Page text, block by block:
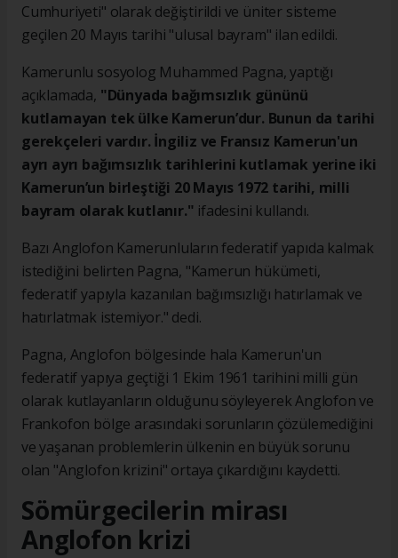
Cumhuriyeti" olarak değiştirildi ve üniter sisteme
geçilen 20 Mayıs tarihi "ulusal bayram" ilan edildi.
Kamerunlu sosyolog Muhammed Pagna, yaptığı
açıklamada, "Dünyada bağımsızlık gününü
kutlamayan tek ülke Kamerun’dur. Bunun da tarihi
gerekçeleri vardır. İngiliz ve Fransız Kamerun'un
ayrı ayrı bağımsızlık tarihlerini kutlamak yerine iki
Kamerun’un birleştiği 20 Mayıs 1972 tarihi, milli
bayram olarak kutlanır." ifadesini kullandı.
Bazı Anglofon Kamerunluların federatif yapıda kalmak
istediğini belirten Pagna, "Kamerun hükümeti,
federatif yapıyla kazanılan bağımsızlığı hatırlamak ve
hatırlatmak istemiyor." dedi.
Pagna, Anglofon bölgesinde hala Kamerun'un
federatif yapıya geçtiği 1 Ekim 1961 tarihini milli gün
olarak kutlayanların olduğunu söyleyerek Anglofon ve
Frankofon bölge arasındaki sorunların çözülemediğini
ve yaşanan problemlerin ülkenin en büyük sorunu
olan "Anglofon krizini" ortaya çıkardığını kaydetti.
Sömürgecilerin mirası
Anglofon krizi